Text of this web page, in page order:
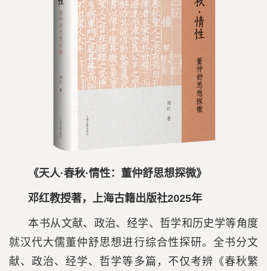
《天人·春秋·情性：董仲舒思想探微》
邓红教授著，上海古籍出版社2025年
本书从文献、政治、经学、哲学和历史学等角度
就汉代大儒董仲舒思想进行综合性探研。全书分文
献、政治、经学、哲学等多篇，不仅考辨《春秋繁